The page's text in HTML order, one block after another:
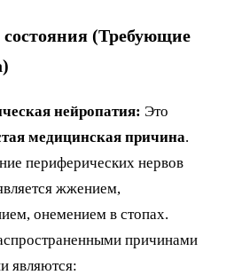
(Требующие
нейропатия: Это
медицинская причина.
периферических нервов
жжением,
онемением в стопах.
причинами
являются: